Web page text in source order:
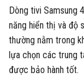
Dòng tivi Samsung
năng hiển thị và độ
thường nằm trong
lựa chọn các trung
được bảo hành tốt.